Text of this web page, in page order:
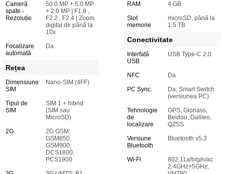
Cameră
spate -
Rezoluție
50.0 MP + 5.0 MP
+ 2.0 MP | F1.8 ,
F2.2 , F2.4 | Zoom
digital de până la
10x
Focalizare
automată
Da
Rețea
Dimensiune
SIM
Nano-SIM (4FF)
Tipul de
SIM
SIM 1 + hibrid
(SIM sau
MicroSD)
2G
2G GSM:
GSM850,
GSM900,
DCS1800,
PCS1900
RAM
4 GB
Slot
memorie
microSD, până la
1.5 TB
Conectivitate
Interfață
USB
USB Type-C 2.0
NFC
Da
PC Sync.
Da, Smart Switch
(versiunea PC)
Tehnologie
de
localizare
GPS, Glonass,
Beidou, Galileo,
QZSS
Versiune
Bluetooth
Bluetooth v5.3
Wi-Fi
802.11a/b/g/n/ac
2.4GHz+5GHz,